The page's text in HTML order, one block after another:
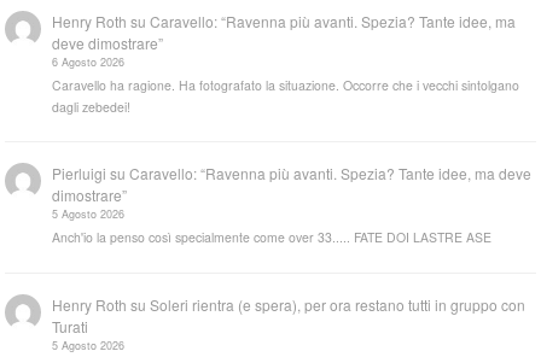
Henry Roth suCaravello: “Ravenna più avanti. Spezia? Tante idee, ma
deve dimostrare”
6 Agosto 2026
Caravello ha ragione. Ha fotografato la situazione. Occorre che i vecchi sintolgano
dagli zebedei!
Pierluigi suCaravello: “Ravenna più avanti. Spezia? Tante idee, ma deve
dimostrare”
5 Agosto 2026
Anch'io la penso così specialmente come over 33..... FATE DOI LASTRE ASE
Henry Roth suSoleri rientra (e spera), per ora restano tutti in gruppo con
Turati
5 Agosto 2026